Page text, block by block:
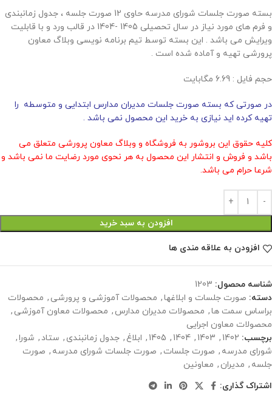
بسته صورت جلسات شورای مدرسه حاوی 12 صورت جلسه ، جدول زمانبندی
و فرم های مورد نیاز در سال تحصیلی 1405 -1404 در قالب ورد و با قابلیت
ویرایش می باشد . این بسته توسط تیم برنامه نویسی وبلاگ معاون
پرورشی تهیه و آماده شده است .
حجم فايل : 6.69 مگابايت
در صورتی که بسته صورت جلسات مدیران مدارس ابتدایی و متوسطه را
تهیه کرده اید نیازی به خرید این محصول نمی باشد .
کلیه حقوق این بروشور به فروشگاه و وبلاگ معاون پرورشی متعلق می
باشد و فروش و انتشار این محصول به هر نحوی مورد رضایت ما نمی باشد و
شرعا حرام می باشد.
افزودن به سبد خرید
افزودن به علاقه مندی ها
شناسه محصول: 1203
دسته: صورت جلسات و ابلاغها, محصولات آموزشی و پرورشی , محصولات
براساس سمت ها, محصولات مدیران مدارس , محصولات معاون آموزشی ,
محصولات معاون اجرایی
برچسب: 1402
,
1403
,
1404
,
1405
, ابلاغ , جدول زمانبندی , ستاد , شورا,
شورای مدرسه , صورت جلسات , صورت جلسات شورای مدرسه , صورت
جلسه , مدیران , معاونین
اشتراک گذاری: